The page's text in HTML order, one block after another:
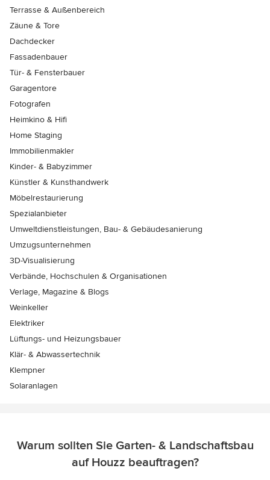
Terrasse & Außenbereich
Zäune & Tore
Dachdecker
Fassadenbauer
Tür- & Fensterbauer
Garagentore
Fotografen
Heimkino & Hifi
Home Staging
Immobilienmakler
Kinder- & Babyzimmer
Künstler & Kunsthandwerk
Möbelrestaurierung
Spezialanbieter
Umweltdienstleistungen, Bau- & Gebäudesanierung
Umzugsunternehmen
3D-Visualisierung
Verbände, Hochschulen & Organisationen
Verlage, Magazine & Blogs
Weinkeller
Elektriker
Lüftungs- und Heizungsbauer
Klär- & Abwassertechnik
Klempner
Solaranlagen
Warum sollten Sie Garten- & Landschaftsbau
auf Houzz beauftragen?